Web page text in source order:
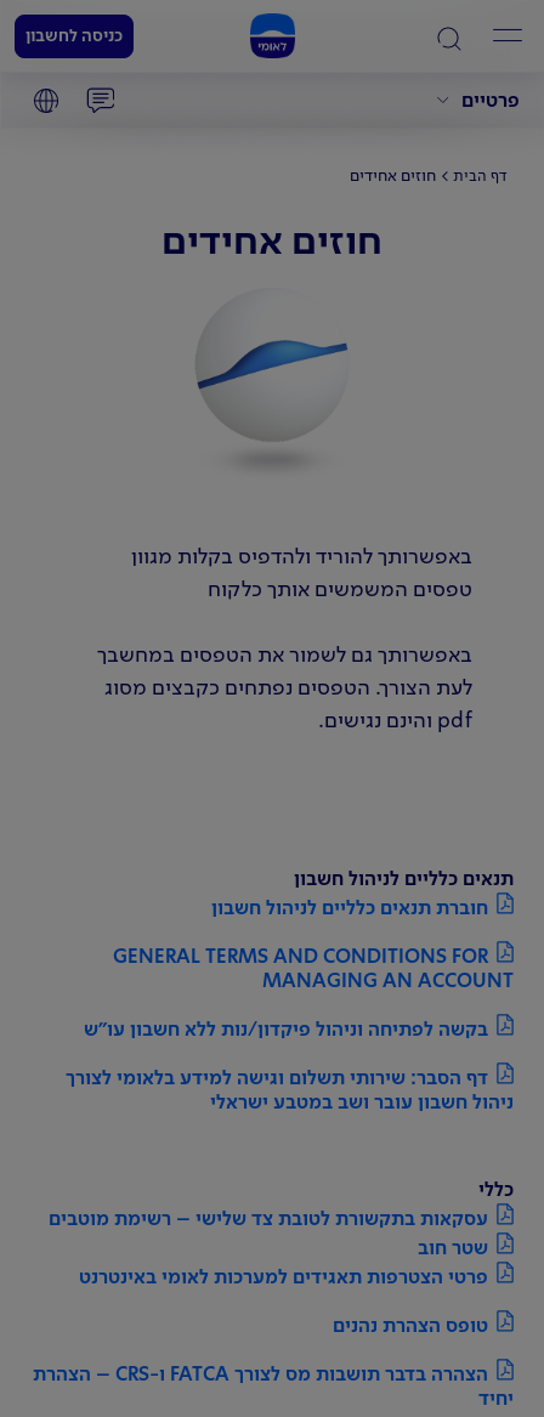
פרטיים
כניסה לחשבון
דף הבית חוזים אחידים
חוזים אחידים
באפשרותך להוריד ולהדפיס בקלות מגוון
טפסים המשמשים אותך כלקוח
באפשרותך גם לשמור את הטפסים במחשבך
לעת הצורך. הטפסים נפתחים כקבצים מסוג
pdf והינם נגישים.
תנאים כלליים לניהול חשבון
חוברת תנאים כלליים לניהול חשבון
GENERAL TERMS AND CONDITIONS FOR
MANAGING AN ACCOUNT
בקשה לפתיחה וניהול פיקדון/נות ללא חשבון עו"ש
דף הסבר: שירותי תשלום וגישה למידע בלאומי לצורך
ניהול חשבון עובר ושב במטבע ישראלי
כללי
עסקאות בתקשורת לטובת צד שלישי – רשימת מוטבים
שטר חוב
פרטי הצטרפות תאגידים למערכות לאומי באינטרנט
טופס הצהרת נהנים
הצהרה בדבר תושבות מס לצורך FATCA ו-CRS – הצהרת
יחיד